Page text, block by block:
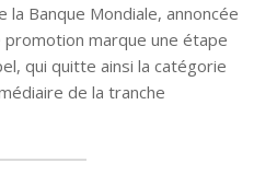
Banque Mondiale, annoncée
marque une étape
qui quitte ainsi la catégorie
de la tranche